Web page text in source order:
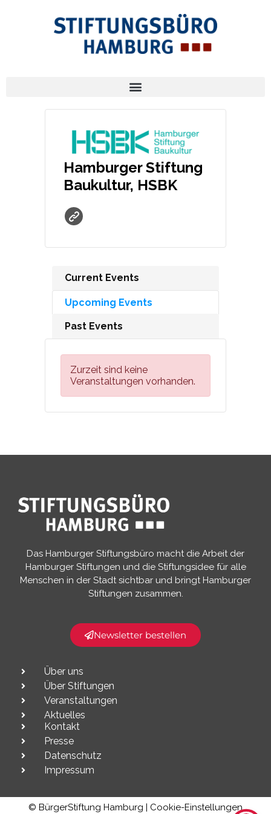
Hamburger Stiftung
Baukultur, HSBK
Current Events
Upcoming Events
Past Events
Zurzeit sind keine
Veranstaltungen vorhanden.
Das Hamburger Stiftungsbüro macht die Arbeit der
Hamburger Stiftungen und die Stiftungsidee für alle
Menschen in der Stadt sichtbar und bringt Hamburger
Stiftungen zusammen.​
Newsletter bestellen
Über uns
Über Stiftungen
Veranstaltungen
Aktuelles
Kontakt
Presse
Datenschutz
Impressum
© BürgerStiftung Hamburg | Cookie-Einstellungen